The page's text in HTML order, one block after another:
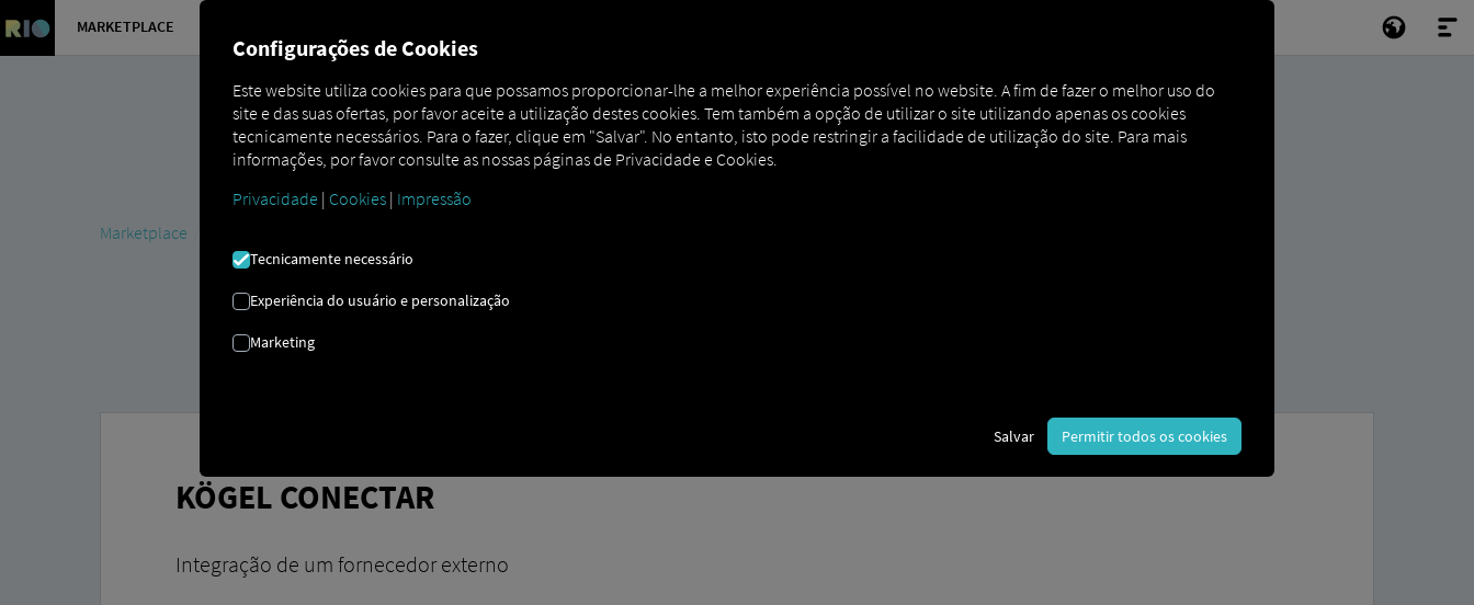
MARKETPLACE
Marketplace
KÖGEL CONECTAR
Integração de um fornecedor externo
Configurações de Cookies
Este website utiliza cookies para que possamos proporcionar-lhe a melhor experiência possível no website. A fim de fazer o melhor uso do
site e das suas ofertas, por favor aceite a utilização destes cookies. Tem também a opção de utilizar o site utilizando apenas os cookies
tecnicamente necessários. Para o fazer, clique em "Salvar". No entanto, isto pode restringir a facilidade de utilização do site. Para mais
informações, por favor consulte as nossas páginas de Privacidade e Cookies.
Privacidade | Cookies | Impressão
Tecnicamente necessário
Experiência do usuário e personalização
Marketing
Salvar Permitir todos os cookies